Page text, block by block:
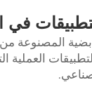
في
المصنوعة من
العملية